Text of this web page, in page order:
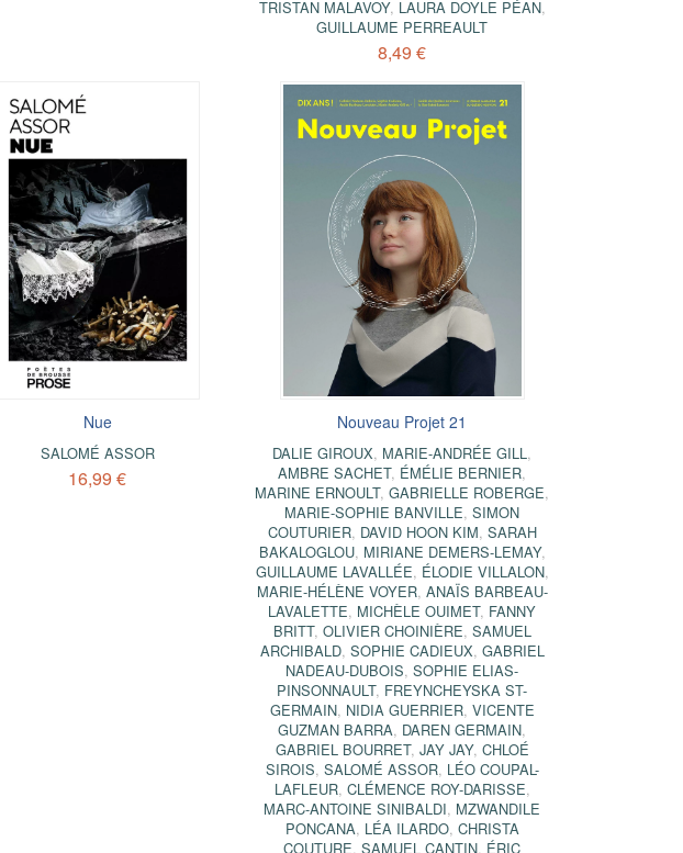
TRISTAN MALAVOY, LAURA DOYLE PÉAN,
GUILLAUME PERREAULT
8,49 €
Nue
SALOMÉ ASSOR
16,99 €
Nouveau Projet 21
DALIE GIROUX, MARIE-ANDRÉE GILL ,
AMBRE SACHET, ÉMÉLIE BERNIER,
MARINE ERNOULT,GABRIELLE ROBERGE,
MARIE-SOPHIE BANVILLE,SIMON
COUTURIER, DAVID HOON KIM, SARAH
BAKALOGLOU, MIRIANE DEMERS-LEMAY,
GUILLAUME LAVALLÉE, ÉLODIE VILLALON,
MARIE-HÉLÈNE VOYER, ANAÏS BARBEAU-
LAVALETTE, MICHÈLE OUIMET, FANNY
BRITT, OLIVIER CHOINIÈRE, SAMUEL
ARCHIBALD, SOPHIE CADIEUX, GABRIEL
NADEAU-DUBOIS,SOPHIE ELIAS-
PINSONNAULT, FREYNCHEYSKA ST-
GERMAIN, NIDIA GUERRIER, VICENTE
GUZMAN BARRA, DAREN GERMAIN,
GABRIEL BOURRET, JAY JAY, CHLOÉ
SIROIS, SALOMÉ ASSOR, LÉO COUPAL-
LAFLEUR, CLÉMENCE ROY-DARISSE,
MARC-ANTOINE SINIBALDI, MZWANDILE
PONCANA, LÉA ILARDO, CHRISTA
COUTURE,SAMUEL CANTIN, ÉRIC